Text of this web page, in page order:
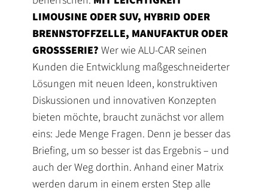
LIMOUSINE ODER SUV, HYBRID ODER
BRENNSTOFFZELLE, MANUFAKTUR ODER
GROSSSERIE? Wer wie ALU-CAR seinen
Kunden die Entwicklung maßgeschneiderter
Lösungen mit neuen Ideen, konstruktiven
Diskussionen und innovativen Konzepten
bieten möchte, braucht zunächst vor allem
eins: Jede Menge Fragen. Denn je besser das
Briefing, um so besser ist das Ergebnis – und
auch der Weg dorthin. Anhand einer Matrix
werden darum in einem ersten Step alle